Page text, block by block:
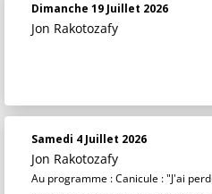
Dimanche 19 Juillet 2026
Jon Rakotozafy
Samedi 4 Juillet 2026
Jon Rakotozafy
Au programme : Canicule : "J'ai